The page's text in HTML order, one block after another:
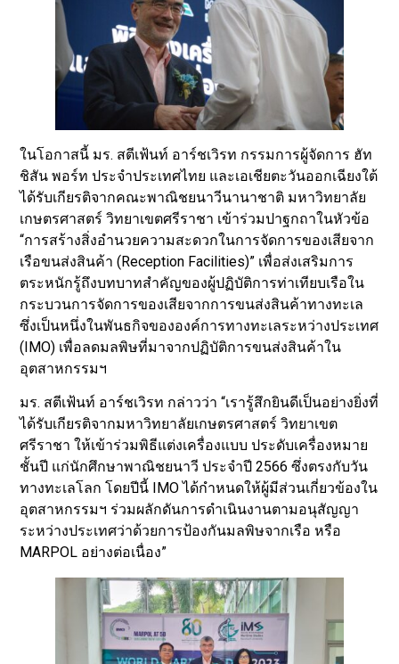
ในโอกาสนี้ มร. สตีเฟ้นท์ อาร์ชเวิรท กรรมการผู้จัดการ ฮัท
ชิสัน พอร์ท ประจำประเทศไทย และเอเชียตะวันออกเฉียงใต้
ได้รับเกียรติจากคณะพาณิชยนาวีนานาชาติ มหาวิทยาลัย
เกษตรศาสตร์ วิทยาเขตศรีราชา เข้าร่วมปาฐกถาในหัวข้อ
“การสร้างสิ่งอำนวยความสะดวกในการจัดการของเสียจาก
เรือขนส่งสินค้า (Reception Facilities)” เพื่อส่งเสริมการ
ตระหนักรู้ถึงบทบาทสำคัญของผู้ปฏิบัติการท่าเทียบเรือใน
กระบวนการจัดการของเสียจากการขนส่งสินค้าทางทะเล
ซึ่งเป็นหนึ่งในพันธกิจขององค์การทางทะเลระหว่างประเทศ
(IMO) เพื่อลดมลพิษที่มาจากปฏิบัติการขนส่งสินค้าใน
อุตสาหกรรมฯ
มร. สตีเฟ้นท์ อาร์ชเวิรท กล่าวว่า “เรารู้สึกยินดีเป็นอย่างยิ่งที่
ได้รับเกียรติจากมหาวิทยาลัยเกษตรศาสตร์ วิทยาเขต
ศรีราชา ให้เข้าร่วมพิธีแต่งเครื่องแบบ ประดับเครื่องหมาย
ชั้นปี แก่นักศึกษาพาณิชยนาวี ประจำปี 2566 ซึ่งตรงกับวัน
ทางทะเลโลก โดยปีนี้ IMO ได้กำหนดให้ผู้มีส่วนเกี่ยวข้องใน
อุตสาหกรรมฯ ร่วมผลักดันการดำเนินงานตามอนุสัญญา
ระหว่างประเทศว่าด้วยการป้องกันมลพิษจากเรือ หรือ
MARPOL อย่างต่อเนื่อง”